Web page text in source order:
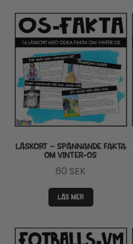
LÄSKORT – SPÄNNANDE FAKTA
OM VINTER-OS
60 SEK
LÄS MER